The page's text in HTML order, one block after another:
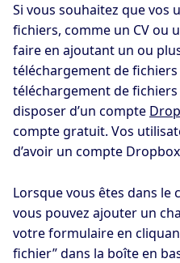
Si vous souhaitez que vos
fichiers, comme un CV ou
faire en ajoutant un ou
téléchargement de
téléchargement de
disposer d’un compte
compte gratuit. Vos
d’avoir un compte
Lorsque vous êtes dans
vous pouvez ajouter un
votre formulaire en
fichier” dans la boîte en